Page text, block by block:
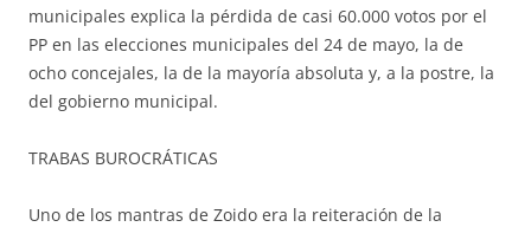
municipales explica la pérdida de casi 60.000 votos por el
PP en las elecciones municipales del 24 de mayo, la de
ocho concejales, la de la mayoría absoluta y, a la postre, la
del gobierno municipal.
TRABAS BUROCRÁTICAS
Uno de los mantras de Zoido era la reiteración de la